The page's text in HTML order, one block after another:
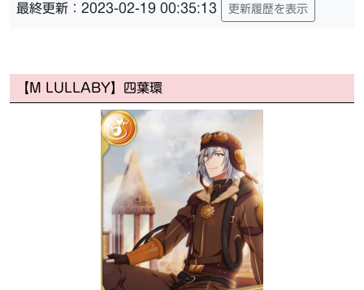
最終更新：2023-02-19 00:35:13 更新履歴を表示
【M LULLABY】四葉環